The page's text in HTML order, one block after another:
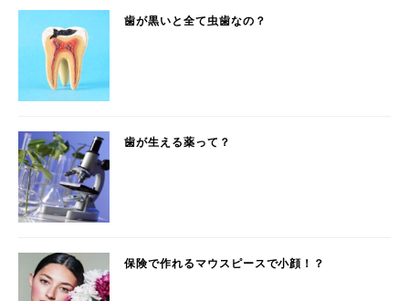
歯が黒いと全て虫歯なの？
歯が生える薬って？
保険で作れるマウスピースで小顔！？